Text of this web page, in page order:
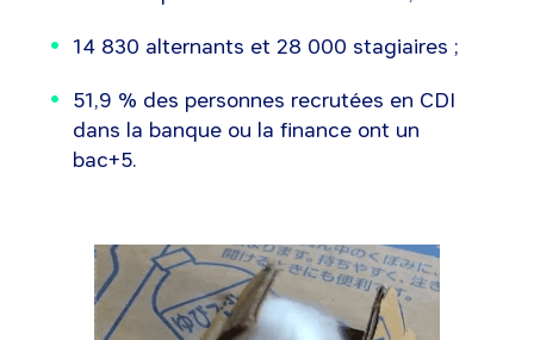
14 830 alternants et 28 000 stagiaires ;
51,9 % des personnes recrutées en CDI
dans la banque ou la finance ont un
bac+5.